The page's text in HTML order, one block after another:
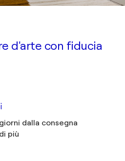
d'arte con fiducia
dalla consegna
più